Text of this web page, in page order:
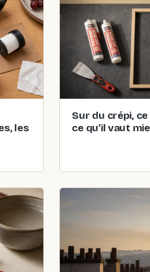
les
Sur du crépi,
ce qu’il vaut